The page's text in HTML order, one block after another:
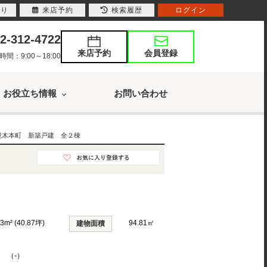
312-4722
間：9:00～18:00 来店予約 会員登録
お役立ち情報 お問い合わせ
木本町 新築戸建 全２棟
(40.87坪) 建物面積 94.81㎡
（-）
来店予約 検索履歴 ログイン